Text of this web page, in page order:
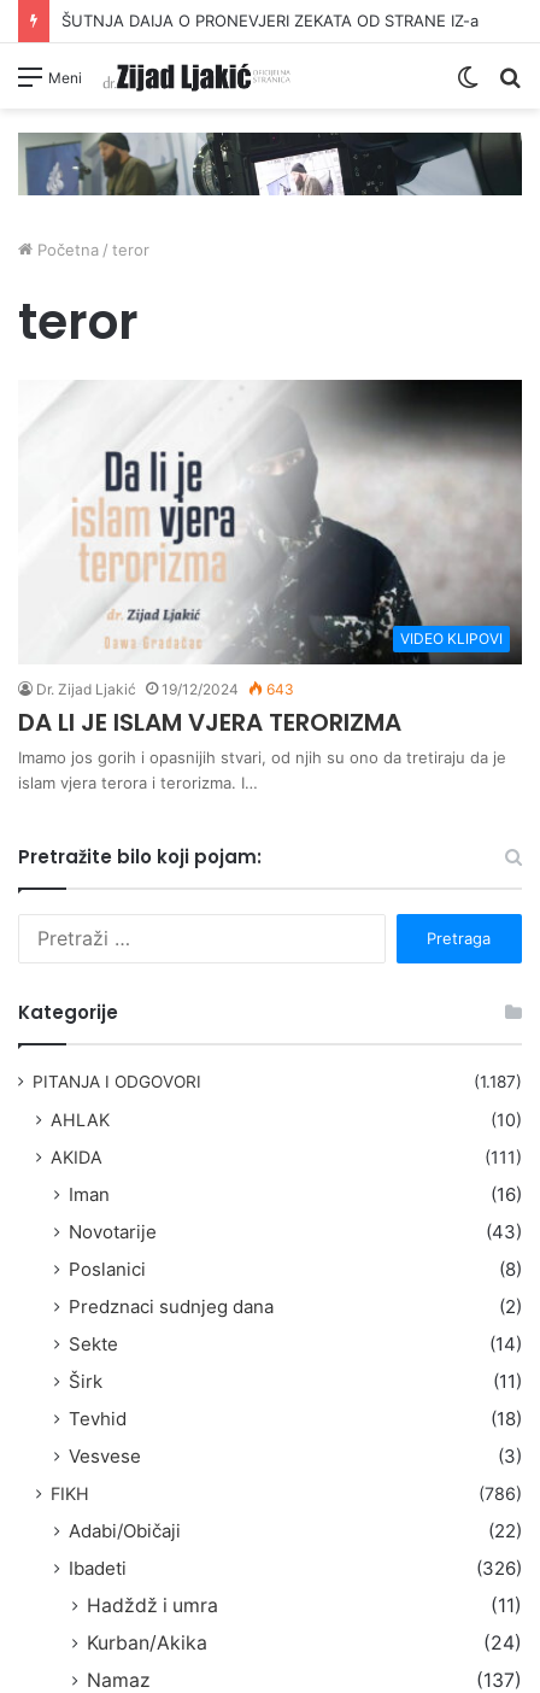
ŠUTNJA DAIJA O PRONEVJERI ZEKATA OD STRANE IZ-a
Meni
Switch
Početna / teror
teror
VIDEO KLIPOVI
Dr. Zijad Ljakić 19/12/2024 643
DA LI JE ISLAM VJERA TERORIZMA
Imamo jos gorih i opasnijih stvari, od njih su ono da tretiraju da je
islam vjera terora i terorizma. I…
Pretražite bilo koji pojam:
Kategorije
PITANJA I ODGOVORI (1.187)
AHLAK
(10)
AKIDA
(111)
Iman
(16)
Novotarije
(43)
Poslanici
(8)
Predznaci sudnjeg dana
(2)
Sekte
(14)
Širk
(11)
Tevhid
(18)
Vesvese
(3)
FIKH (786)
Adabi/Običaji
(22)
Ibadeti
(326)
Hadždž i umra
(11)
Kurban/Akika
(24)
Namaz
(137)